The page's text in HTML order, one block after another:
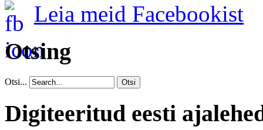
Leia meid Facebookist
Otsing
Otsi... Otsi
Digiteeritud eesti